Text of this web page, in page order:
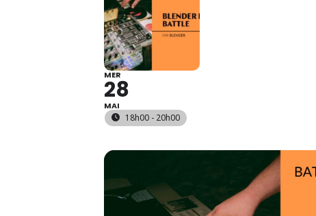
MER
28
MAI
18h00 - 20h00